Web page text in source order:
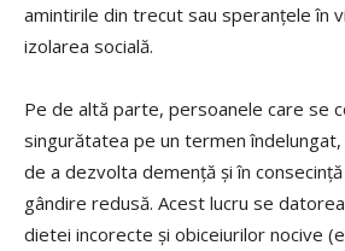
amintirile din trecut sau speranțele în
izolarea socială.
Pe de altă parte, persoanele care se
singurătatea pe un termen îndelungat,
de a dezvolta demență și în
gândire redusă. Acest lucru se
dietei incorecte și obiceiurilor nocive